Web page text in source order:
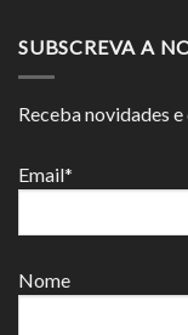
SUBSCREVA A
Receba novidades
Email*
Nome